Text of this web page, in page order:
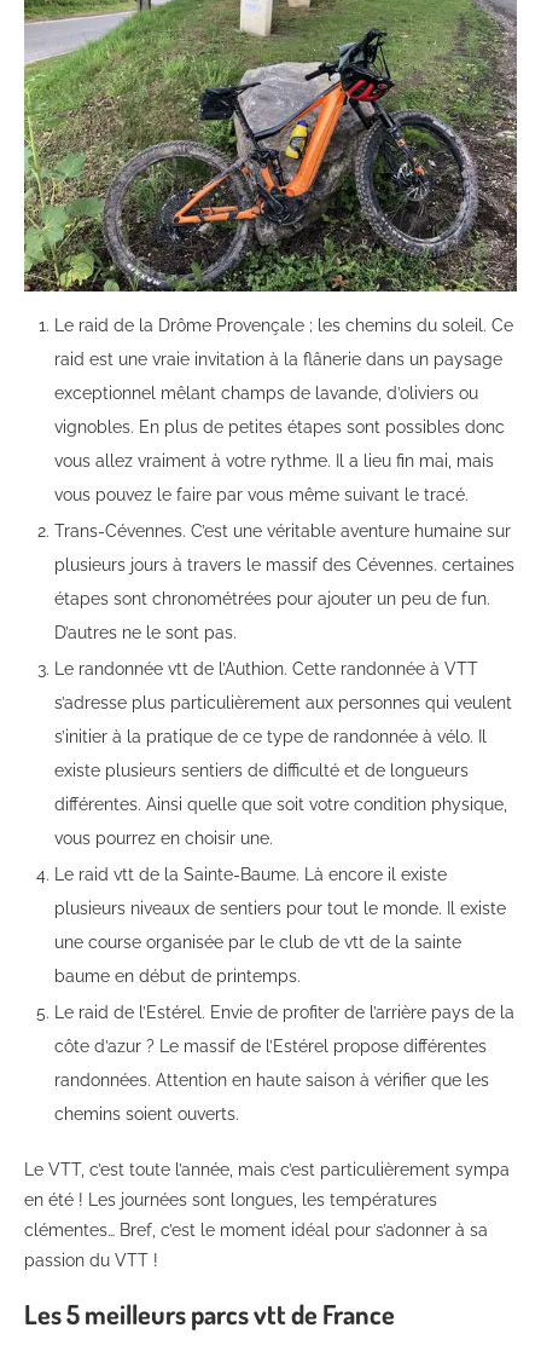
Le raid de la Drôme Provençale ; les chemins du soleil. Ce
raid est une vraie invitation à la flânerie dans un paysage
exceptionnel mêlant champs de lavande, d’oliviers ou
vignobles. En plus de petites étapes sont possibles donc
vous allez vraiment à votre rythme. Il a lieu fin mai, mais
vous pouvez le faire par vous même suivant le tracé.
Trans-Cévennes. C’est une véritable aventure humaine sur
plusieurs jours à travers le massif des Cévennes. certaines
étapes sont chronométrées pour ajouter un peu de fun.
D’autres ne le sont pas.
Le randonnée vtt de l’Authion. Cette randonnée à VTT
s’adresse plus particulièrement aux personnes qui veulent
s’initier à la pratique de ce type de randonnée à vélo. Il
existe plusieurs sentiers de difficulté et de longueurs
différentes. Ainsi quelle que soit votre condition physique,
vous pourrez en choisir une.
Le raid vtt de la Sainte-Baume. Là encore il existe
plusieurs niveaux de sentiers pour tout le monde. Il existe
une course organisée par le club de vtt de la sainte
baume en début de printemps.
Le raid de l’Estérel. Envie de profiter de l’arrière pays de la
côte d’azur ? Le massif de l’Estérel propose différentes
randonnées. Attention en haute saison à vérifier que les
chemins soient ouverts.
Le VTT, c’est toute l’année, mais c’est particulièrement sympa
en été ! Les journées sont longues, les températures
clémentes… Bref, c’est le moment idéal pour s’adonner à sa
passion du VTT !
Les 5 meilleurs parcs vtt de France